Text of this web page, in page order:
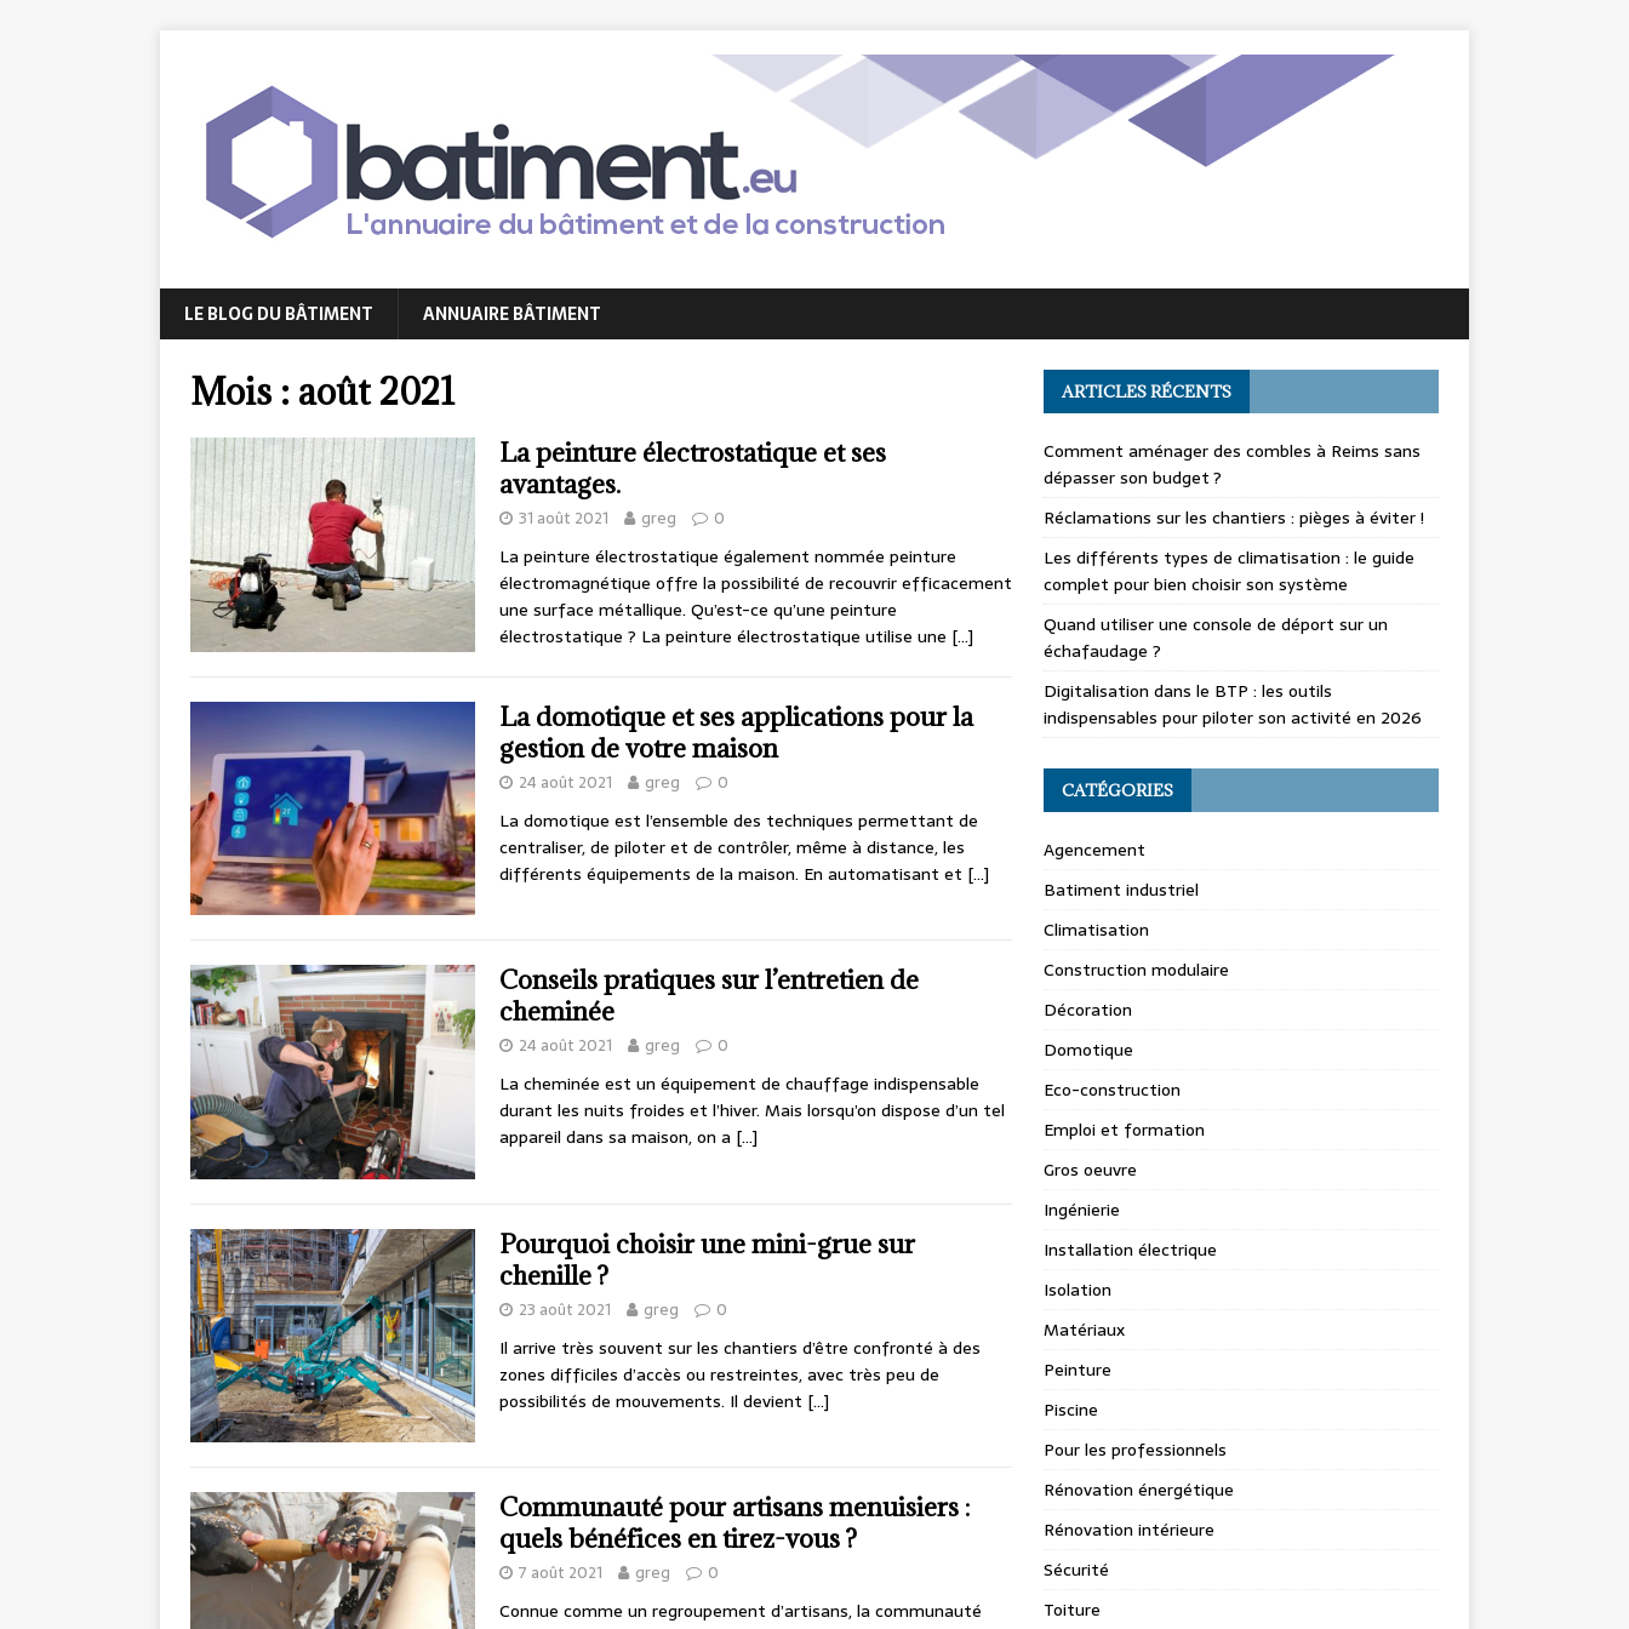
LE BLOG DU BÂTIMENT ANNUAIRE BÂTIMENT
Mois : août 2021
La peinture électrostatique et ses
avantages.
31 août 2021 greg 0
La peinture électrostatique également nommée peinture
électromagnétique offre la possibilité de recouvrir efficacement
une surface métallique. Qu’est-ce qu’une peinture
électrostatique ? La peinture électrostatique utilise une […]
La domotique et ses applications pour la
gestion de votre maison
24 août 2021 greg 0
La domotique est l’ensemble des techniques permettant de
centraliser, de piloter et de contrôler, même à distance, les
différents équipements de la maison. En automatisant et […]
Conseils pratiques sur l’entretien de
cheminée
24 août 2021 greg 0
La cheminée est un équipement de chauffage indispensable
durant les nuits froides et l’hiver. Mais lorsqu’on dispose d’un tel
appareil dans sa maison, on a […]
Pourquoi choisir une mini-grue sur
chenille ?
23 août 2021 greg 0
Il arrive très souvent sur les chantiers d’être confronté à des
zones difficiles d’accès ou restreintes, avec très peu de
possibilités de mouvements. Il devient […]
Communauté pour artisans menuisiers :
quels bénéfices en tirez-vous ?
7 août 2021 greg 0
Connue comme un regroupement d’artisans, la communauté
ARTICLES RÉCENTS
Comment aménager des combles à Reims sans
dépasser son budget ?
Réclamations sur les chantiers : pièges à éviter !
Les différents types de climatisation : le guide
complet pour bien choisir son système
Quand utiliser une console de déport sur un
échafaudage ?
Digitalisation dans le BTP : les outils
indispensables pour piloter son activité en 2026
CATÉGORIES
Agencement
Batiment industriel
Climatisation
Construction modulaire
Décoration
Domotique
Eco-construction
Emploi et formation
Gros oeuvre
Ingénierie
Installation électrique
Isolation
Matériaux
Peinture
Piscine
Pour les professionnels
Rénovation énergétique
Rénovation intérieure
Sécurité
Toiture